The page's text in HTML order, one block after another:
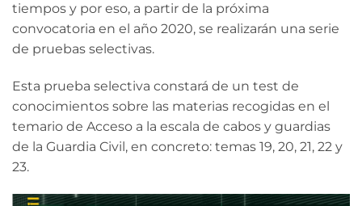
tiempos y por eso, a partir de la próxima
convocatoria en el año 2020, se realizarán una serie
de pruebas selectivas.
Esta prueba selectiva constará de un test de
conocimientos sobre las materias recogidas en el
temario de Acceso a la escala de cabos y guardias
de la Guardia Civil, en concreto: temas 19, 20, 21, 22 y
23.